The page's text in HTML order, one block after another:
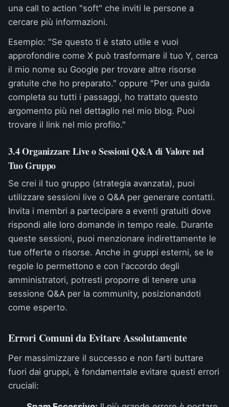
una call to action "soft" che inviti le persone a
cercare più informazioni.
Esempio: "Se questo ti è stato utile e vuoi
approfondire come X può trasformare il tuo Y, cerca
il mio nome su Google per trovare altre risorse
gratuite che ho preparato." oppure "Per una guida
completa su tutti i passaggi, ho trattato questo
argomento più nel dettaglio nel mio blog. Puoi
trovare il link nel mio profilo."
3.4 Organizzare Live o Sessioni Q&A di Valore nel
Tuo Gruppo
Se crei il tuo gruppo (strategia avanzata), puoi
utilizzare sessioni live o Q&A per generare contatti.
Invita i membri a partecipare a eventi gratuiti dove
rispondi alle loro domande in tempo reale. Durante
queste sessioni, puoi menzionare indirettamente le
tue offerte o risorse. Anche in gruppi esterni, se le
regole lo permettono e con l'accordo degli
amministratori, potresti proporre di tenere una
sessione Q&A per la community, posizionandoti
come esperto.
Errori Comuni da Evitare Assolutamente
Per massimizzare il successo e non farti buttare
fuori dai gruppi, è fondamentale evitare questi errori
cruciali: